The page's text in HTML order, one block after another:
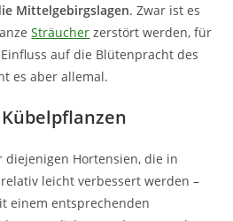
Mittelgebirgslagen. Zwar ist es
Sträucher zerstört werden, für
auf die Blütenpracht des
es aber allemal.
diejenigen Hortensien, die in
leicht verbessert werden –
einem entsprechenden